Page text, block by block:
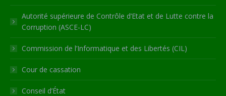
Autorité supérieure de Contrôle d’Etat et de Lutte contre la
Corruption (ASCE-LC)
Commission de l’Informatique et des Libertés (CIL)
Cour de cassation
Conseil d’État